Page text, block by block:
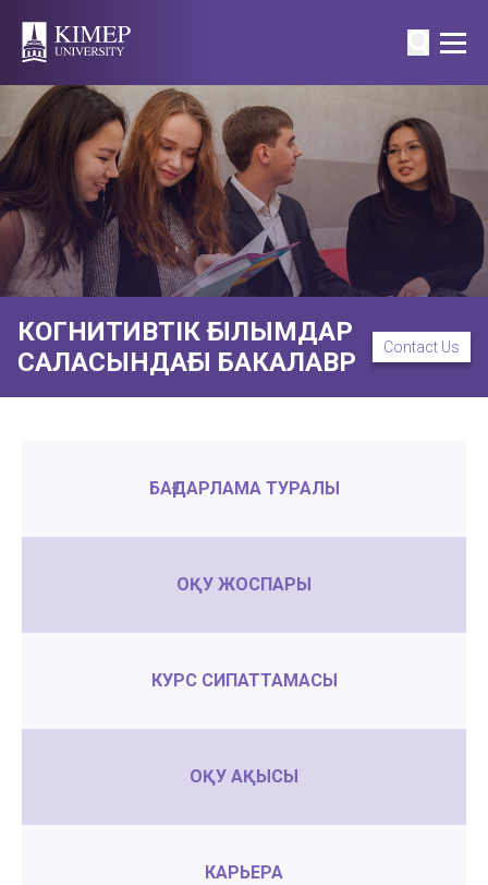
КОГНИТИВТІК ҒЫЛЫМДАР
САЛАСЫНДАҒЫ БАКАЛАВР
Contact Us
БАҒДАРЛАМА ТУРАЛЫ
ОҚУ ЖОСПАРЫ
КУРС СИПАТТАМАСЫ
ОҚУ АҚЫСЫ
КАРЬЕРА